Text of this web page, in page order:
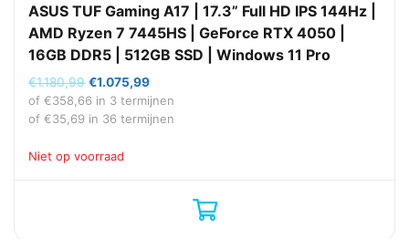
ASUS TUF Gaming A17 | 17.3” Full HD IPS 144Hz |
AMD Ryzen 7 7445HS | GeForce RTX 4050 |
16GB DDR5 | 512GB SSD | Windows 11 Pro
€1.180,99 Oorspronkelijke
prijs
was:
€1.075,99Huidige
prijs
is:
of €358,66 in 3 termijnen
of €35,69 in 36 termijnen
Niet op voorraad